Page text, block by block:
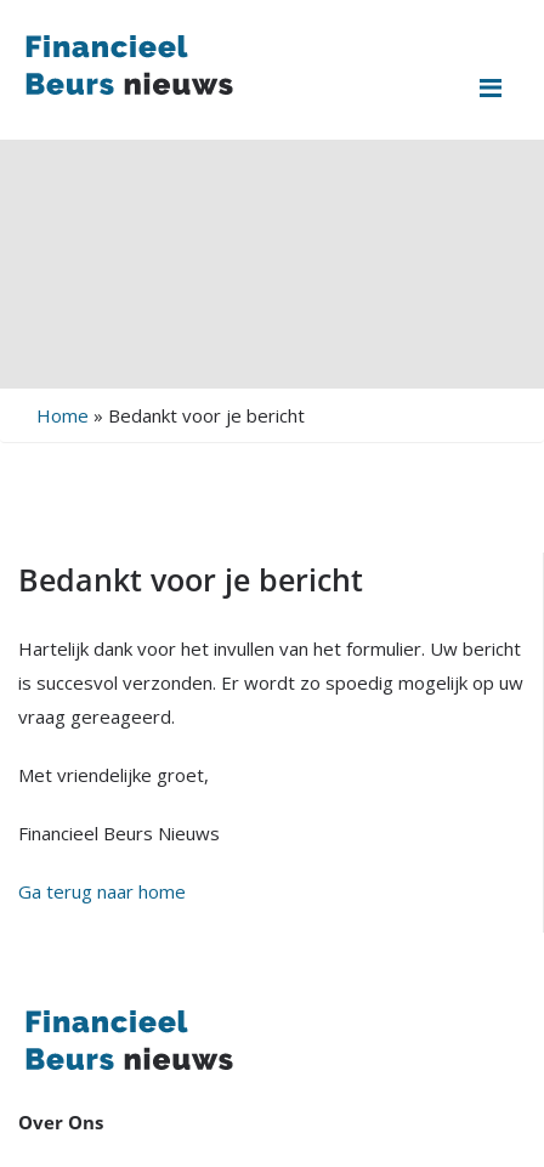
Home » Bedankt voor je bericht
Bedankt voor je bericht
Hartelijk dank voor het invullen van het formulier. Uw bericht
is succesvol verzonden. Er wordt zo spoedig mogelijk op uw
vraag gereageerd.
Met vriendelijke groet,
Financieel Beurs Nieuws
Ga terug naar home
Over Ons